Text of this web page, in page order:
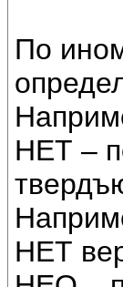
По
НЕТ –
НЕТ